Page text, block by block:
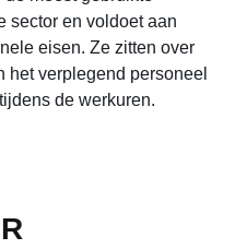
sector en voldoet aan
eisen. Ze zitten over
het verplegend personeel
de werkuren.